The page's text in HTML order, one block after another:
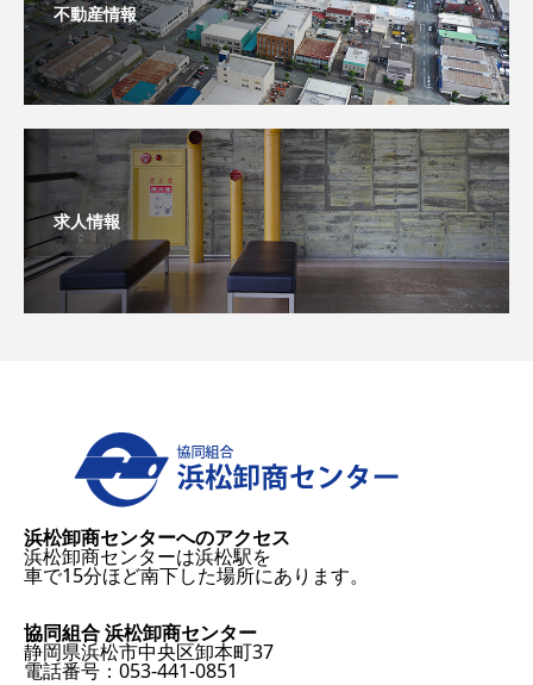
不動産情報
求人情報
浜松卸商センターへのアクセス
浜松卸商センターは浜松駅を
車で15分ほど南下した場所にあります。
協同組合 浜松卸商センター
静岡県浜松市中央区卸本町37
電話番号：053-441-0851